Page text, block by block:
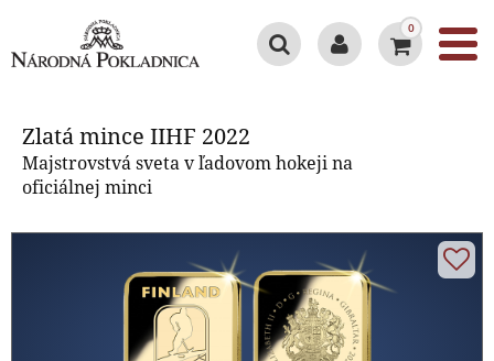
0
Zlatá mince IIHF 2022
Majstrovstvá sveta v ľadovom hokeji na
oficiálnej minci
Zlatá mince IIHF 2022